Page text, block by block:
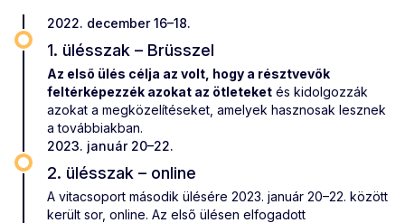
2022. december 16–18.
1. ülésszak – Brüsszel
Az első ülés célja az volt, hogy a résztvevők
feltérképezzék azokat az ötleteket és kidolgozzák
azokat a megközelítéseket, amelyek hasznosak lesznek
a továbbiakban.
2023. január 20–22.
2. ülésszak – online
A vitacsoport második ülésére 2023. január 20–22. között
került sor, online. Az első ülésen elfogadott